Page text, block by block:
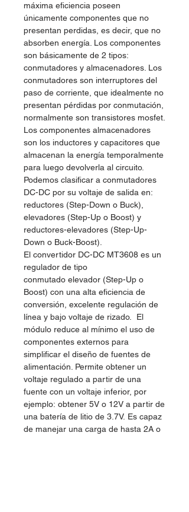
máxima eficiencia poseen
únicamente componentes que no
presentan perdidas, es decir, que no
absorben energía. Los componentes
son básicamente de 2 tipos:
conmutadores y almacenadores. Los
conmutadores son interruptores del
paso de corriente, que idealmente no
presentan pérdidas por conmutación,
normalmente son transistores mosfet.
Los componentes almacenadores
son los inductores y capacitores que
almacenan la energía temporalmente
para luego devolverla al circuito.
Podemos clasificar a conmutadores
DC-DC por su voltaje de salida en:
reductores (Step-Down o Buck),
elevadores (Step-Up o Boost) y
reductores-elevadores (Step-Up-
Down o Buck-Boost).
El convertidor DC-DC MT3608 es un
regulador de tipo
conmutado elevador (Step-Up o
Boost) con una alta eficiencia de
conversión, excelente regulación de
línea y bajo voltaje de rizado. El
módulo reduce al mínimo el uso de
componentes externos para
simplificar el diseño de fuentes de
alimentación. Permite obtener un
voltaje regulado a partir de una
fuente con un voltaje inferior, por
ejemplo: obtener 5V o 12V a partir de
una batería de litio de 3.7V. Es capaz
de manejar una carga de hasta 2A o